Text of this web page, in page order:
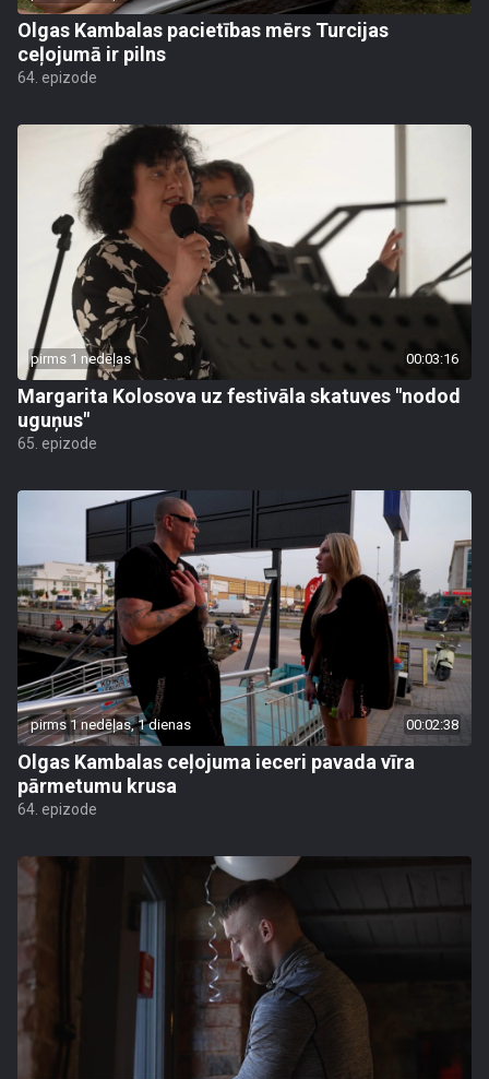
Olgas Kambalas pacietības mērs Turcijas
ceļojumā ir pilns
64. epizode
pirms 1 nedēļas 00:03:16
Margarita Kolosova uz festivāla skatuves "nodod
uguņus"
65. epizode
pirms 1 nedēļas, 1 dienas 00:02:38
Olgas Kambalas ceļojuma ieceri pavada vīra
pārmetumu krusa
64. epizode